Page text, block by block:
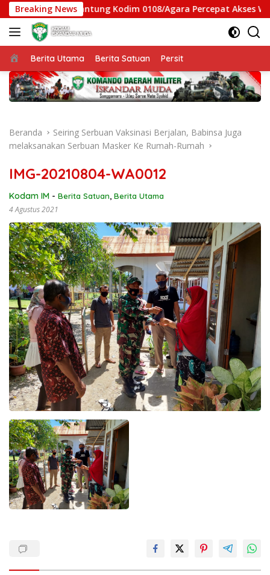
Langsung
ke
konten
Breaking NewsGantung Kodim 0108/Agara Percepat Akses Warga
Beranda
Berita Utama Berita Satuan Persit
Beranda
Seiring Serbuan Vaksinasi Berjalan, Babinsa Juga
melaksanakan Serbuan Masker Ke Rumah-Rumah
IMG-20210804-WA0012
Kodam IM - Berita Satuan, Berita Utama
4 Agustus 2021